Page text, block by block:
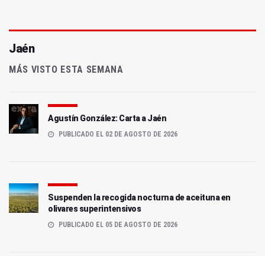
Jaén
MÁS VISTO ESTA SEMANA
Agustín González: Carta a Jaén
PUBLICADO EL 02 DE AGOSTO DE 2026
Suspenden la recogida nocturna de aceituna en
olivares superintensivos
PUBLICADO EL 05 DE AGOSTO DE 2026